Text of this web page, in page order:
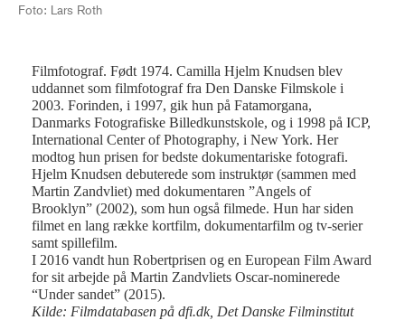
Foto: Lars Roth
Filmfotograf. Født 1974. Camilla Hjelm Knudsen blev
uddannet som filmfotograf fra Den Danske Filmskole i
2003. Forinden, i 1997, gik hun på Fatamorgana,
Danmarks Fotografiske Billedkunstskole, og i 1998 på ICP,
International Center of Photography, i New York. Her
modtog hun prisen for bedste dokumentariske fotografi.
Hjelm Knudsen debuterede som instruktør (sammen med
Martin Zandvliet) med dokumentaren ”Angels of
Brooklyn” (2002), som hun også filmede. Hun har siden
filmet en lang række kortfilm, dokumentarfilm og tv-serier
samt spillefilm.
I 2016 vandt hun Robertprisen og en European Film Award
for sit arbejde på Martin Zandvliets Oscar-nominerede
“Under sandet” (2015).
Kilde: Filmdatabasen på dfi.dk, Det Danske Filminstitut